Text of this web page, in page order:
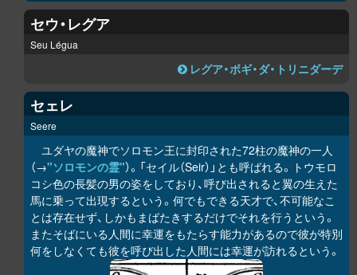
セウ・レグア
Seu Légua
レグア・ボギ・ダ・トリニダーデ
セェレ
Seere
ユダヤの魔神でソロモン王に封印された72柱の魔神の一人
（→"ソロモンの霊"）。「セイル（Seir）」とも呼ばれる。トウモロ
コシ色の長髪の男の姿をしており、呼び出されると翼の生えた
馬に乗って出現するという。何でもできる天才で、不可能なこ
とは存在せず、しかもまばたきするだけでそれを行うという。
またそばにいる人間に幸運をもたらす能力があるので彼が特別
何をしなくても彼を呼び出した人間には幸運が訪れるという。